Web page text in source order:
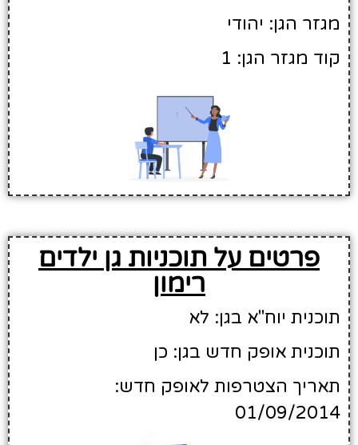
מגזר הגן: יהודי
קוד מגזר הגן: 1
פרטים על תוכניות גן ילדים
רימון
תוכנית יוח"א בגן: לא
תוכנית אופק חדש בגן: כן
תאריך הצטרפות לאופק חדש:
01/09/2014